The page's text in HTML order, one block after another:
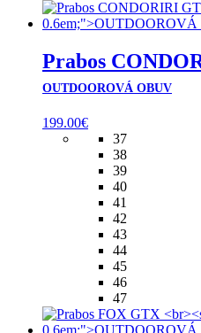
Prabos
OUTDOOROVÁ OBUV
199.00€
37
38
39
40
41
42
43
44
45
46
47